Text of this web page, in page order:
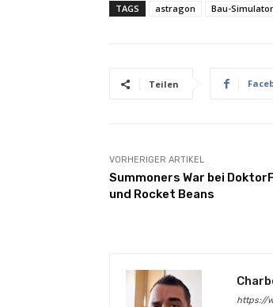
TAGS astragon Bau-
Teilen
VORHERIGER ARTIKEL
Summoners War bei
und Rocket Beans
https://